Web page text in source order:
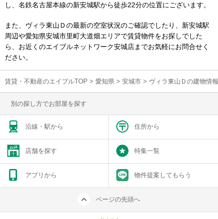
し、名鉄名古屋本線の新安城駅から徒歩22分の位置にございます。
また、ヴィラ東山Ｄの最新の空室状況のご確認でしたり、新安城駅
周辺や愛知県安城市里町大道畑エリアで賃貸物件をお探しでした
ら、お近くのエイブルネットワーク安城店までお気軽にお問合せく
ださい。
賃貸・不動産のエイブルTOP > 愛知県 > 安城市 > ヴィラ東山Ｄの建物情
別の探し方でお部屋を探す
沿線・駅から 住所から
店舗を探す 特集一覧
アプリから 物件提案してもらう
ページの先頭へ